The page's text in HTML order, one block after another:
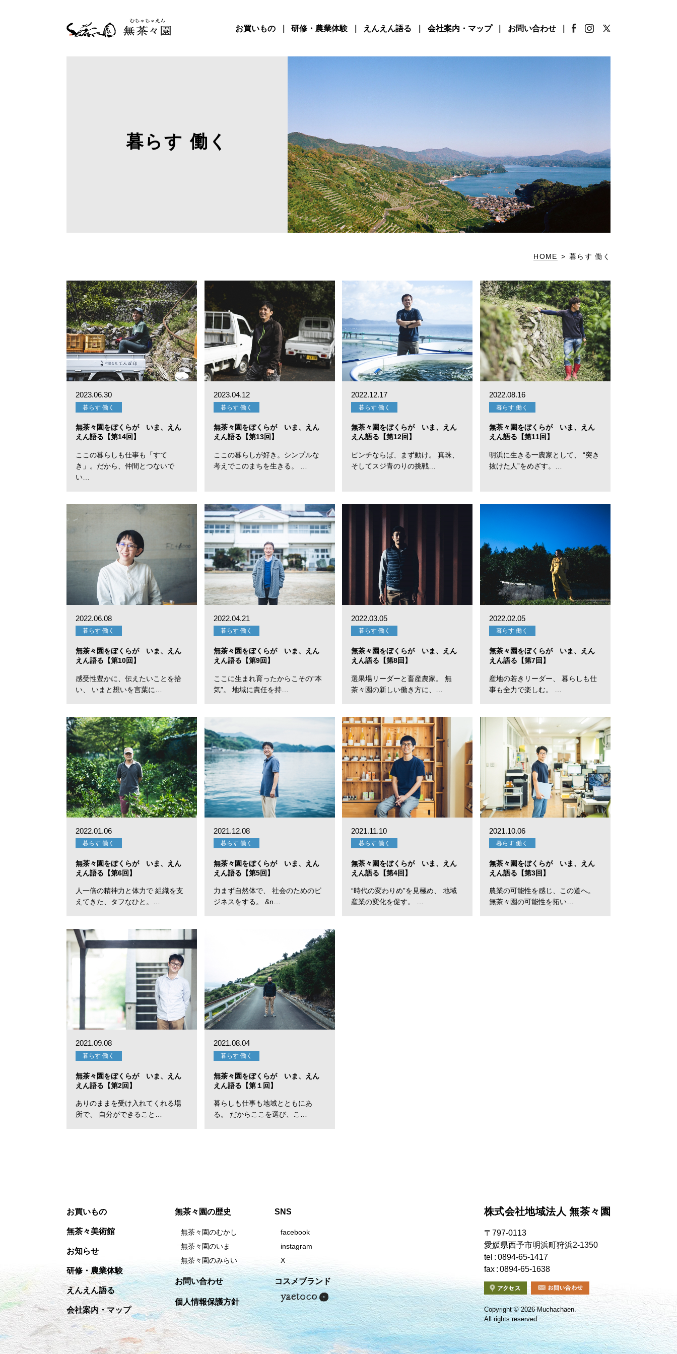
お買いもの 研修・農業体験 えんえん語る 会社案内・マップ お問い合わせ
暮らす 働く
HOME > 暮らす 働く
2023.06.30
暮らす 働く
無茶々園をぼくらが いま、えん
えん語る【第14回】
ここの暮らしも仕事も「すて
き」。だから、仲間とつないで
い…
2023.04.12
暮らす 働く
無茶々園をぼくらが いま、えん
えん語る【第13回】
ここの暮らしが好き。シンプルな
考えでこのまちを生きる。 …
2022.12.17
暮らす 働く
無茶々園をぼくらが いま、えん
えん語る【第12回】
ピンチならば、まず動け。 真珠、
そしてスジ青のりの挑戦…
2022.08.16
暮らす 働く
無茶々園をぼくらが いま、えん
えん語る【第11回】
明浜に生きる一農家として、 “突き
抜けた人”をめざす。…
2022.06.08
暮らす 働く
無茶々園をぼくらが いま、えん
えん語る【第10回】
感受性豊かに、伝えたいことを拾
い、 いまと想いを言葉に…
2022.04.21
暮らす 働く
無茶々園をぼくらが いま、えん
えん語る【第9回】
ここに生まれ育ったからこその“本
気”。 地域に責任を持…
2022.03.05
暮らす 働く
無茶々園をぼくらが いま、えん
えん語る【第8回】
選果場リーダーと畜産農家。 無
茶々園の新しい働き方に、…
2022.02.05
暮らす 働く
無茶々園をぼくらが いま、えん
えん語る【第7回】
産地の若きリーダー、 暮らしも仕
事も全力で楽しむ。 …
2022.01.06
暮らす 働く
無茶々園をぼくらが いま、えん
えん語る【第6回】
人一倍の精神力と体力で 組織を支
えてきた、タフなひと。…
2021.12.08
暮らす 働く
無茶々園をぼくらが いま、えん
えん語る【第5回】
力まず自然体で、 社会のためのビ
ジネスをする。 &n…
2021.11.10
暮らす 働く
無茶々園をぼくらが いま、えん
えん語る【第4回】
“時代の変わりめ”を見極め、 地域
産業の変化を促す。 …
2021.10.06
暮らす 働く
無茶々園をぼくらが いま、えん
えん語る【第3回】
農業の可能性を感じ、この道へ。
無茶々園の可能性を拓い…
2021.09.08
暮らす 働く
無茶々園をぼくらが いま、えん
えん語る【第2回】
ありのままを受け入れてくれる場
所で、 自分ができること…
2021.08.04
暮らす 働く
無茶々園をぼくらが いま、えん
えん語る【第１回】
暮らしも仕事も地域とともにあ
る。 だからここを選び、こ…
お買いもの
無茶々美術館
お知らせ
研修・農業体験
えんえん語る
会社案内・マップ
無茶々園の歴史
無茶々園のむかし
無茶々園のいま
無茶々園のみらい
お問い合わせ
個人情報保護方針
SNS
facebook
instagram
X
コスメブランド
株式会社地域法人 無茶々園
〒797-0113
愛媛県西予市明浜町狩浜2-1350
tel
0894-65-1417
fax
0894-65-1638
Copyright©2026 Muchachaen.
All rights reserved.